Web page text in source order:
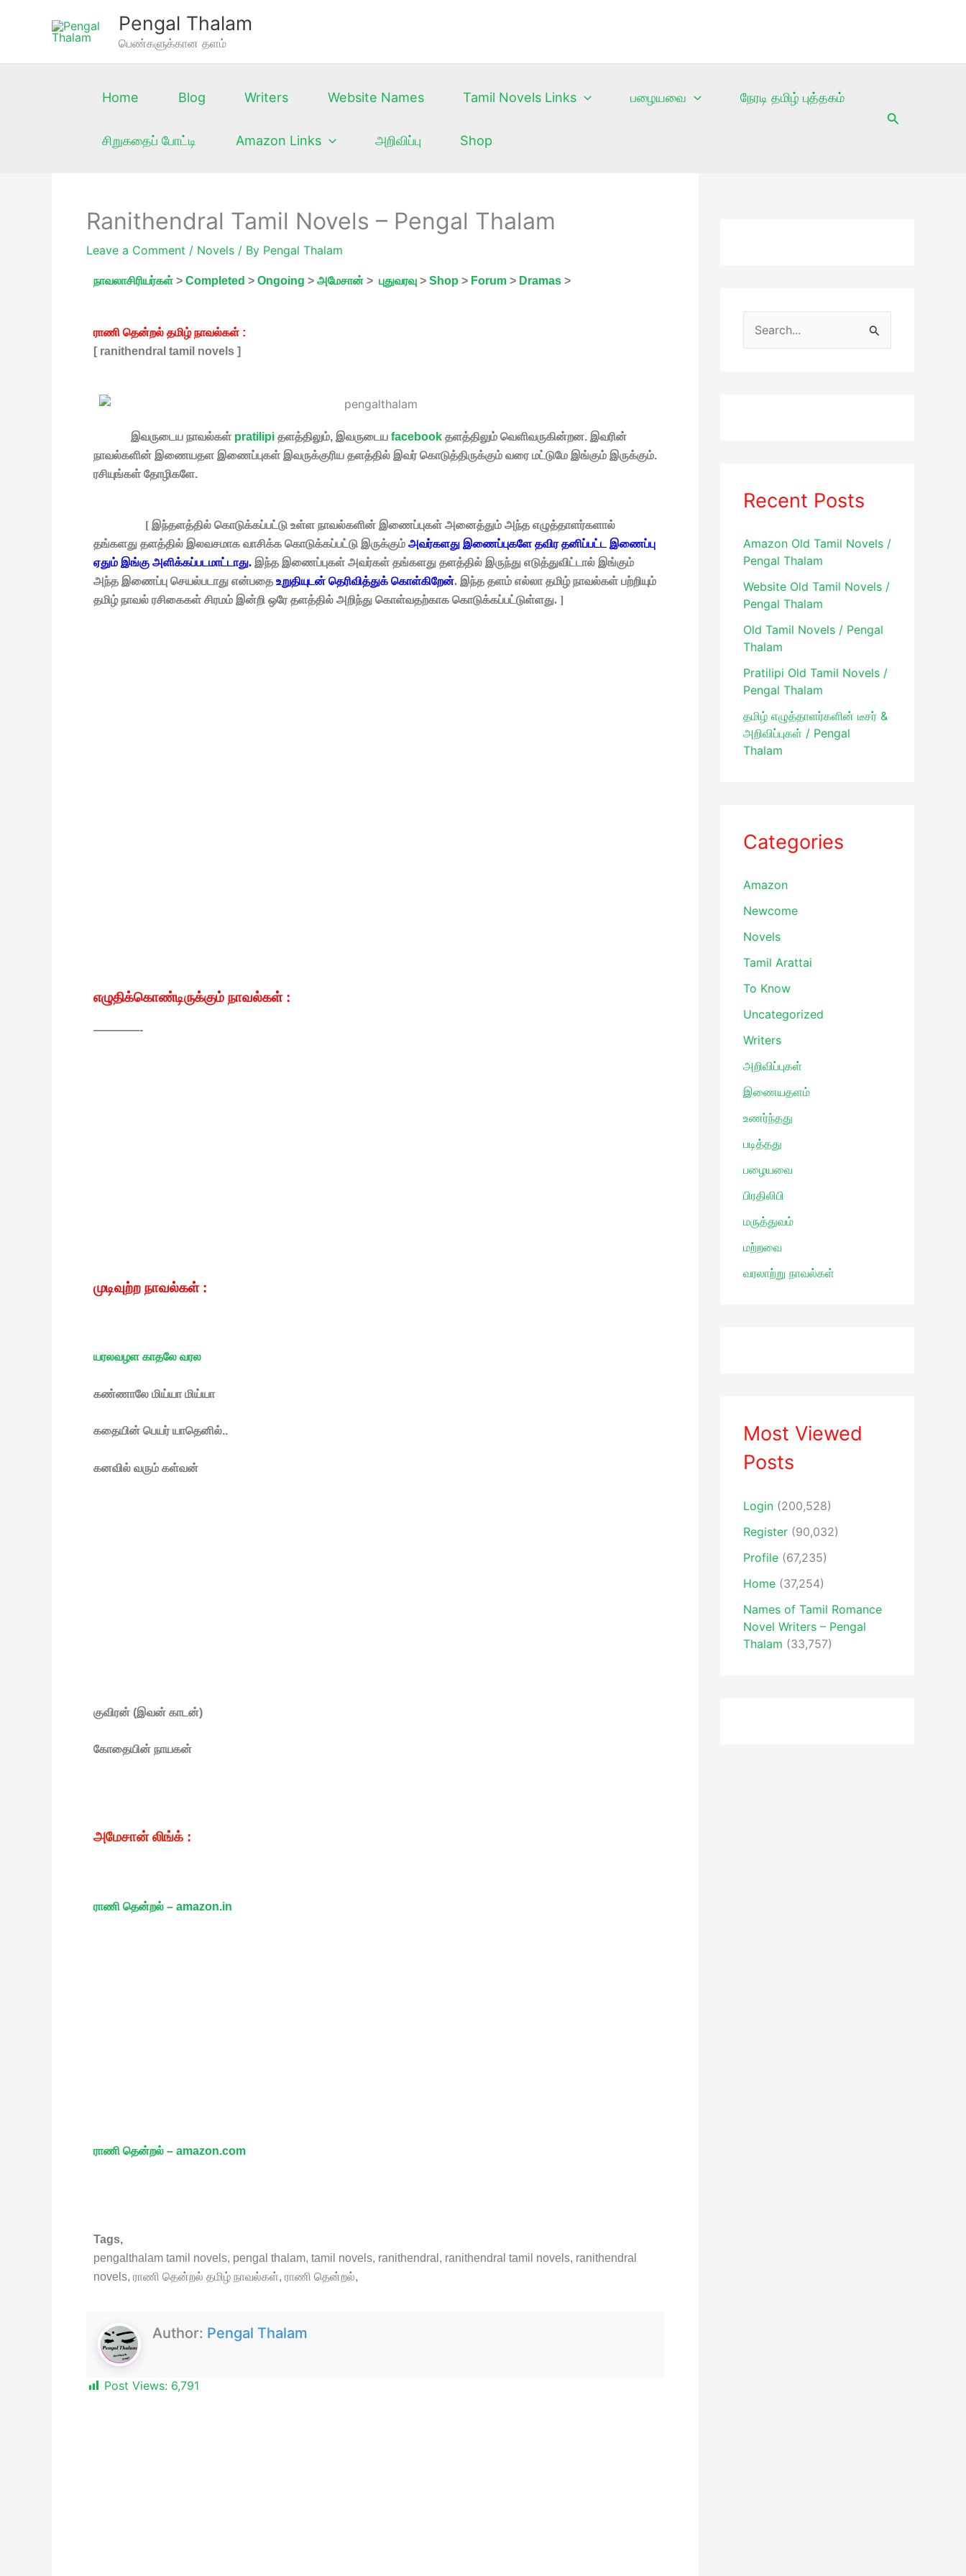
Pengal Thalam
பெண்களுக்கான தளம்
Home Blog Writers Website Names Tamil Novels Links பழையவை நேரடி தமிழ் புத்தகம்
சிறுகதைப் போட்டி Amazon Links அறிவிப்பு Shop
Search
Ranithendral Tamil Novels – Pengal Thalam
Leave a Comment / Novels / By Pengal Thalam
நாவலாசிரியர்கள் > Completed > Ongoing > அமேசான் > புதுவரவு > Shop > Forum > Dramas >
ராணி தென்றல் தமிழ் நாவல்கள் :
[ ranithendral tamil novels ]
இவருடைய நாவல்கள் pratilipi தளத்திலும், இவருடைய facebook தளத்திலும் வெளிவருகின்றன. இவரின்
நாவல்களின் இணையதள இணைப்புகள் இவருக்குரிய தளத்தில் இவர் கொடுத்திருக்கும் வரை மட்டுமே இங்கும் இருக்கும்.
ரசியுங்கள் தோழிகளே.
[ இந்தளத்தில் கொடுக்கப்பட்டு உள்ள நாவல்களின் இணைப்புகள் அனைத்தும் அந்த எழுத்தாளர்களால்
தங்களது தளத்தில் இலவசமாக வாசிக்க கொடுக்கப்பட்டு இருக்கும் அவர்களது இணைப்புகளே தவிர தனிப்பட்ட இணைப்பு
ஏதும் இங்கு அளிக்கப்படமாட்டாது. இந்த இணைப்புகள் அவர்கள் தங்களது தளத்தில் இருந்து எடுத்துவிட்டால் இங்கும்
அந்த இணைப்பு செயல்படாது என்பதை உறுதியுடன் தெரிவித்துக் கொள்கிறேன். இந்த தளம் எல்லா தமிழ் நாவல்கள் பற்றியும்
தமிழ் நாவல் ரசிகைகள் சிரமம் இன்றி ஒரே தளத்தில் அறிந்து கொள்வதற்காக கொடுக்கப்பட்டுள்ளது. ]
எழுதிக்கொண்டிருக்கும் நாவல்கள் :
————-
முடிவுற்ற நாவல்கள் :
யரலவழள காதலே வரல
கண்ணாலே மிய்யா மிய்யா
கதையின் பெயர் யாதெனில்..
கனவில் வரும் கள்வன்
குவிரன் (இவன் காடன்)
கோதையின் நாயகன்
அமேசான் லிங்க் :
ராணி தென்றல் – amazon.in
ராணி தென்றல் – amazon.com
Tags,
pengalthalam tamil novels, pengal thalam, tamil novels, ranithendral, ranithendral tamil novels, ranithendral
novels, ராணி தென்றல் தமிழ் நாவல்கள், ராணி தென்றல்,
Author: Pengal Thalam
Post Views: 6,791
o
:
Recent Posts
Amazon Old Tamil Novels /
Pengal Thalam
Website Old Tamil Novels /
Pengal Thalam
Old Tamil Novels / Pengal
Thalam
Pratilipi Old Tamil Novels /
Pengal Thalam
தமிழ் எழுத்தாளர்களின் டீசர் &
அறிவிப்புகள் / Pengal
Thalam
Categories
Amazon
Newcome
Novels
Tamil Arattai
To Know
Uncategorized
Writers
அறிவிப்புகள்
இணையதளம்
உணர்ந்தது
படித்தது
பழையவை
பிரதிலிபி
மருத்துவம்
மற்றவை
வரலாற்று நாவல்கள்
Most Viewed
Posts
Login (200,528)
Register (90,032)
Profile (67,235)
Home (37,254)
Names of Tamil Romance
Novel Writers – Pengal
Thalam (33,757)